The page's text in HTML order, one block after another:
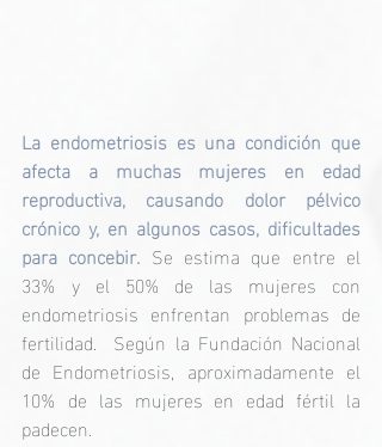
La endometriosis es una condición que
afecta a muchas mujeres en edad
reproductiva, causando dolor pélvico
crónico y, en algunos casos, dificultades
para concebir. Se estima que entre el
33% y el 50% de las mujeres con
endometriosis enfrentan problemas de
fertilidad. ​ Según la Fundación Nacional
de Endometriosis, aproximadamente el
10% de las mujeres en edad fértil la
padecen.